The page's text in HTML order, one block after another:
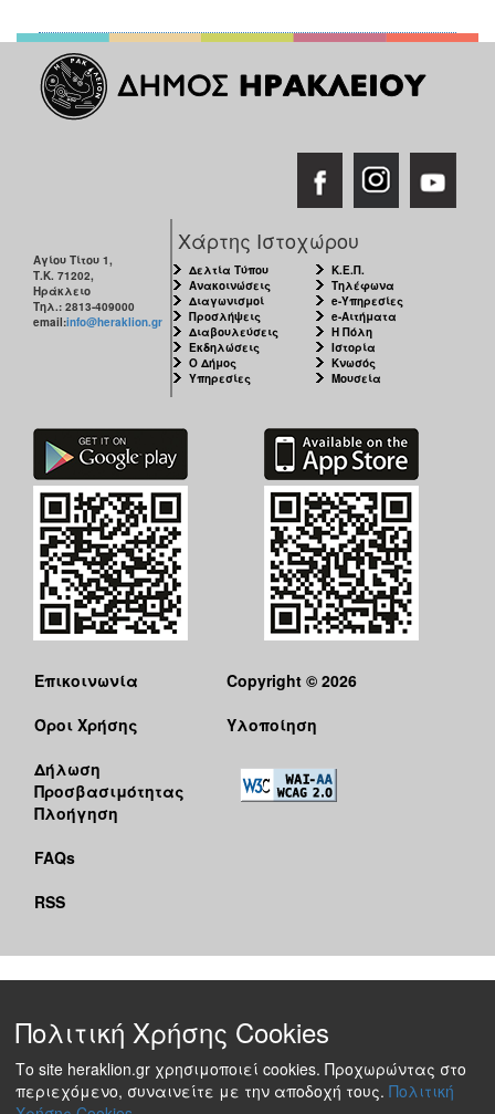
Αγίου Τίτου 1,
Τ.Κ. 71202,
Ηράκλειο
Τηλ.: 2813-409000
email:info@heraklion.gr
Χάρτης Ιστοχώρου
Δελτία Τύπου
Ανακοινώσεις
Διαγωνισμοί
Προσλήψεις
Διαβουλεύσεις
Εκδηλώσεις
Ο Δήμος
Υπηρεσίες
Κ.Ε.Π.
Τηλέφωνα
e-Υπηρεσίες
e-Αιτήματα
Η Πόλη
Ιστορία
Κνωσός
Μουσεία
Επικοινωνία
Όροι Χρήσης
Δήλωση
Προσβασιμότητας
Πλοήγηση
FAQs
RSS
Copyright © 2026
Υλοποίηση
Πολιτική Χρήσης Cookies
Το site heraklion.gr χρησιμοποιεί cookies. Προχωρώντας στο
περιεχόμενο, συναινείτε με την αποδοχή τους. Πολιτική